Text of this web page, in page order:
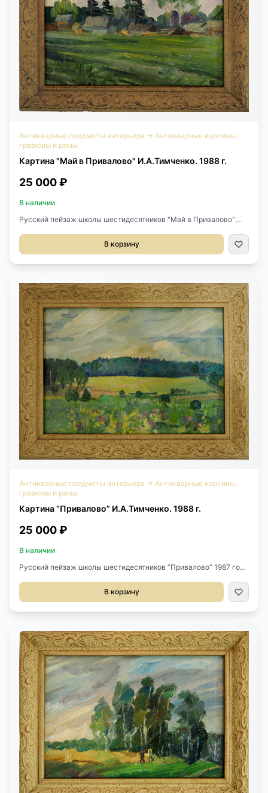
Антикварные предметы интерьера → Антикварные картины,
гравюры и рамы
Картина "Май в Привалово" И.А.Тимченко. 1988 г.
25 000 ₽
В наличии
Русский пейзаж школы шестидесятников "Май в Привалово"
И.А.Тимченко, Живописец. Член Союза художников СССР.
Размеры 34х24 см В раме: 43х33 см.
В корзину
Антикварные предметы интерьера → Антикварные картины,
гравюры и рамы
Картина “Привалово” И.А.Тимченко. 1988 г.
25 000 ₽
В наличии
Русский пейзаж школы шестидесятников “Привалово” 1987 года
Живописец. Член Союза художников СССР. Размеры 35х25 см В
В корзину